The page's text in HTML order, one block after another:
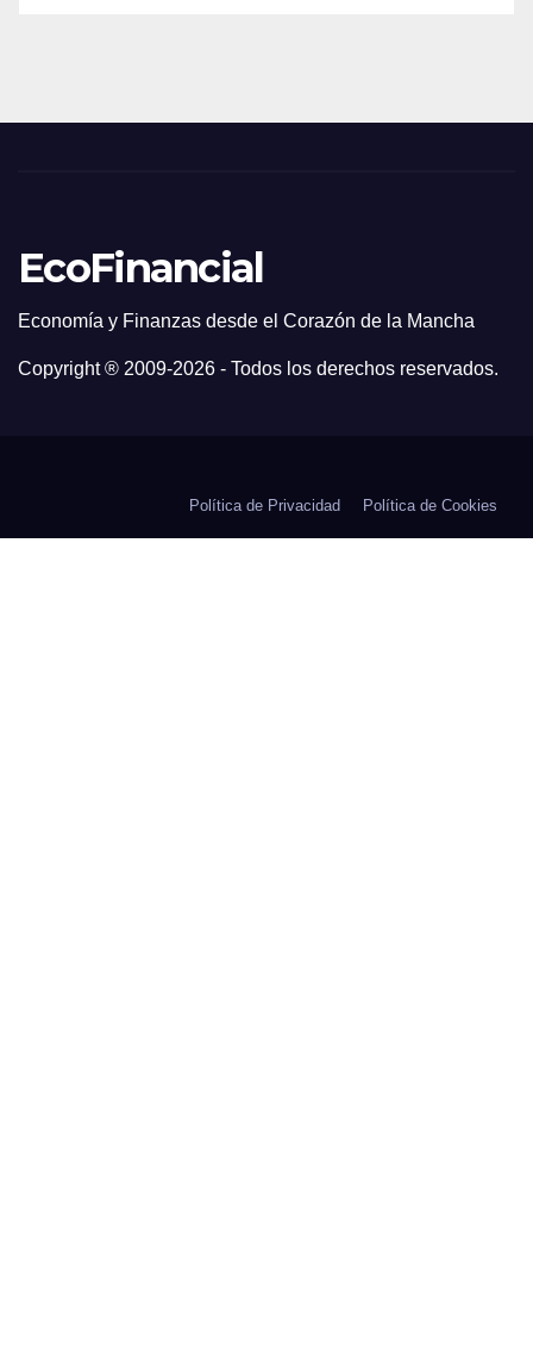
EcoFinancial
Economía y Finanzas desde el Corazón de la Mancha
Copyright ® 2009-2026 - Todos los derechos reservados.
Política de Privacidad Política de Cookies